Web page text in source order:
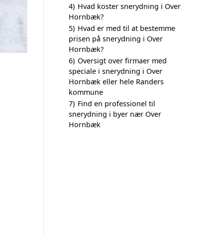
4) Hvad koster snerydning i Over
Hornbæk?
5) Hvad er med til at bestemme
prisen på snerydning i Over
Hornbæk?
6) Oversigt over firmaer med
speciale i snerydning i Over
Hornbæk eller hele Randers
kommune
7) Find en professionel til
snerydning i byer nær Over
Hornbæk